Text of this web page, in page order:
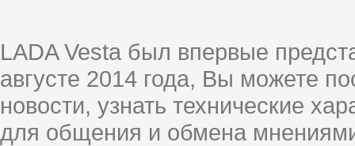
LADA Vesta был впервые
августе 2014 года, Вы можете
новости, узнать технические
для общения и обмена